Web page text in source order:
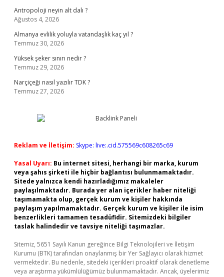
Antropoloji neyin alt dalı ?
Ağustos 4, 2026
Almanya evlilik yoluyla vatandaşlık kaç yıl ?
Temmuz 30, 2026
Yüksek şeker sınırı nedir ?
Temmuz 29, 2026
Narçiçeği nasıl yazılır TDK ?
Temmuz 27, 2026
Reklam ve İletişim: Skype: live:.cid.575569c608265c69
Yasal Uyarı: Bu internet sitesi, herhangi bir marka, kurum
veya şahıs şirketi ile hiçbir bağlantısı bulunmamaktadır.
Sitede yalnızca kendi hazırladığımız makaleler
paylaşılmaktadır. Burada yer alan içerikler haber niteliği
taşımamakta olup, gerçek kurum ve kişiler hakkında
paylaşım yapılmamaktadır. Gerçek kurum ve kişiler ile isim
benzerlikleri tamamen tesadüfidir. Sitemizdeki bilgiler
taslak halindedir ve tavsiye niteliği taşımazlar.
Sitemiz, 5651 Sayılı Kanun gereğince Bilgi Teknolojileri ve İletişim
Kurumu (BTK) tarafından onaylanmış bir Yer Sağlayıcı olarak hizmet
vermektedir. Bu nedenle, sitedeki içerikleri proaktif olarak denetleme
veya araştırma yükümlülüğümüz bulunmamaktadır. Ancak, üyelerimiz